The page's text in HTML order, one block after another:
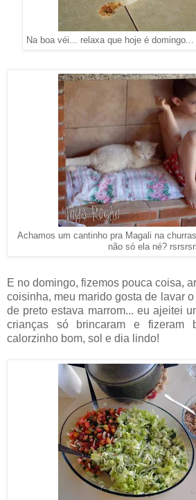
Na boa véi... relaxa que hoje é
Achamos um cantinho pra Magali na
não só ela né?
E no domingo, fizemos pouca coisa,
coisinha, meu marido gosta de lavar
de preto estava marrom... eu ajeitei
crianças só brincaram e fizeram
calorzinho bom, sol e dia lindo!